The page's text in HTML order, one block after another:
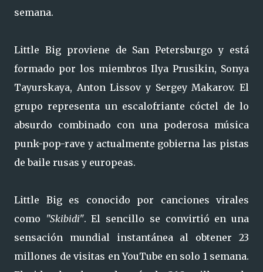
semana.
Little Big proviene de San Petersburgo y está
formado por los miembros Ilya Prusikin, Sonya
Tayurskaya, Anton Lissov y Sergey Makarov. El
grupo representa un escalofriante cóctel de lo
absurdo combinado con una poderosa música
punk-pop-rave y actualmente gobierna las pistas
de baile rusas y europeas.
Little Big es conocido por canciones virales
como "Skibidi". El sencillo se convirtió en una
sensación mundial instantánea al obtener 23
millones de visitas en YouTube en solo 1 semana.